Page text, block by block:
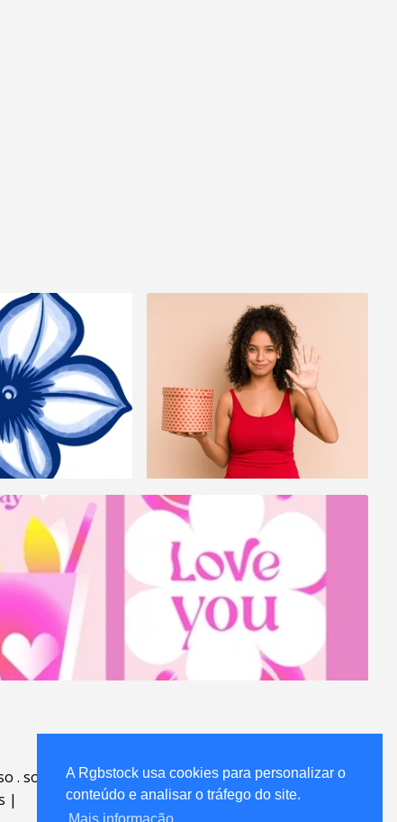
A Rgbstock usa cookies para personalizar o
conteúdo e analisar o tráfego do site.
. sobre
.
|